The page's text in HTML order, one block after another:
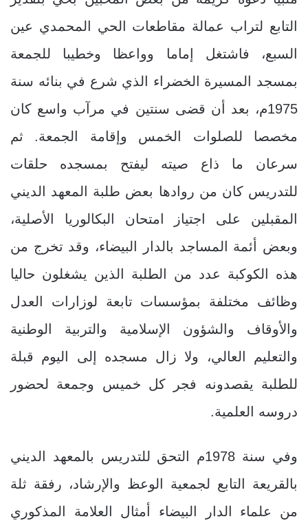
التابع لتراب عمالة مقاطعات الحي المحمدي عين
السبع، فاشتغل إماما وواعظا وخطيبا للجمعة
بمسجد المسيرة الخضراء الذي شرع في بنائه سنة
1975م، بعد أن قضى سنتين في مرآب واسع كان
مخصصا للصلوات الخمس وإقامة الجمعة. ثم
سرعان ما ذاع صيته ليفتح بمسجده حلقات
للتدريس كان من روادها بعض طلبة المعهد الديني
المقبلين على اجتياز امتحان البكالوريا الأصلية،
وبعض أئمة المساجد بالدار البيضاء، وقد تخرج من
هذه الكوكبة عدد من الطلبة الذين يشغلون حاليا
وظائف مختلفة بمؤسسات تابعة لوزارات العدل
والأوقاف والشؤون الإسلامية والتربية الوطنية
والتعليم العالي، ولا زال مسجده إلى اليوم قبلة
للطلبة يقصدونه فجر كل خميس وجمعة لحضور
دروسه العلمية.
وفي سنة 1978م التحق للتدريس بالمعهد الديني
بالقريعة التابع لجمعية الوعظ والإرشاد، رفقة ثلة
من علماء الدار البيضاء أمثال العلامة المذكوري